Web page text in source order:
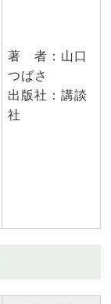
著 者：山口
つばさ
出版社：講談
社